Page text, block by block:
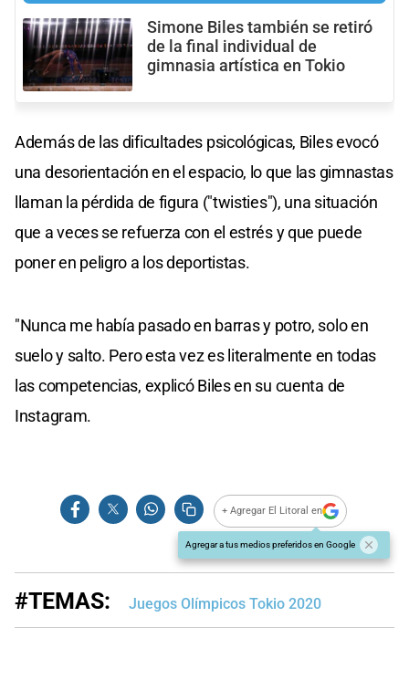
Simone Biles también se retiró
de la final individual de
gimnasia artística en Tokio
Además de las dificultades psicológicas, Biles evocó
una desorientación en el espacio, lo que las gimnastas
llaman la pérdida de figura ("twisties"), una situación
que a veces se refuerza con el estrés y que puede
poner en peligro a los deportistas.
"Nunca me había pasado en barras y potro, solo en
suelo y salto. Pero esta vez es literalmente en todas
las competencias, explicó Biles en su cuenta de
Instagram.
+ Agregar El Litoral en
Agregar a tus medios preferidos en Google
#TEMAS: Juegos Olímpicos Tokio 2020